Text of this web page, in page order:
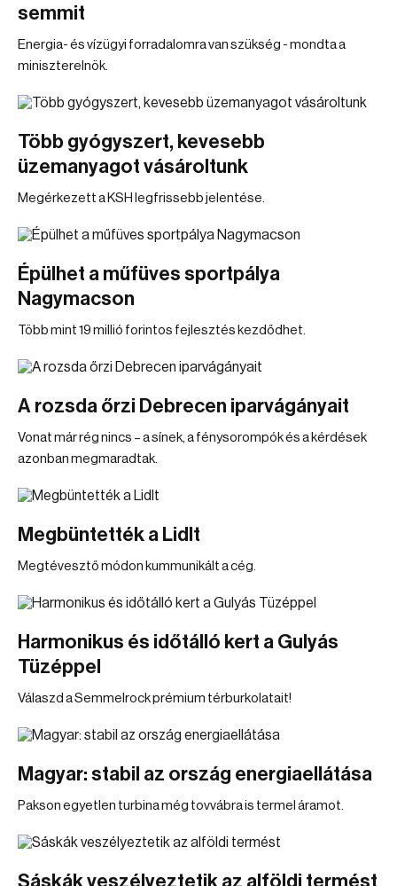
semmit
Energia- és vízügyi forradalomra van szükség - mondta a
miniszterelnök.
Több gyógyszert, kevesebb
üzemanyagot vásároltunk
Megérkezett a KSH legfrissebb jelentése.
Épülhet a műfüves sportpálya
Nagymacson
Több mint 19 millió forintos fejlesztés kezdődhet.
A rozsda őrzi Debrecen iparvágányait
Vonat már rég nincs – a sínek, a fénysorompók és a kérdések
azonban megmaradtak.
Megbüntették a Lidlt
Megtévesztő módon kummunikált a cég.
Harmonikus és időtálló kert a Gulyás
Tüzéppel
Válaszd a Semmelrock prémium térburkolatait!
Magyar: stabil az ország energiaellátása
Pakson egyetlen turbina még tovvábra is termel áramot.
Sáskák veszélyeztetik az alföldi termést